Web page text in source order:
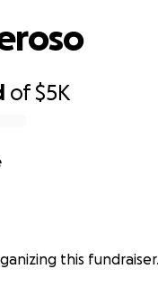
of$5K
this fundraiser.